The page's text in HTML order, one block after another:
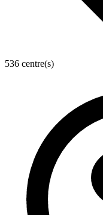
536 centre(s)